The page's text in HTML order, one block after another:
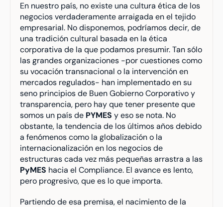
En nuestro país, no existe una cultura ética de los
negocios verdaderamente arraigada en el tejido
empresarial. No disponemos, podríamos decir, de
una tradición cultural basada en la ética
corporativa de la que podamos presumir. Tan sólo
las grandes organizaciones -por cuestiones como
su vocación transnacional o la intervención en
mercados regulados- han implementado en su
seno principios de Buen Gobierno Corporativo y
transparencia, pero hay que tener presente que
somos un país de PYMES y eso se nota. No
obstante, la tendencia de los últimos años debido
a fenómenos como la globalización o la
internacionalización en los negocios de
PyMES hacia el Compliance. El avance es lento,
pero progresivo, que es lo que importa.